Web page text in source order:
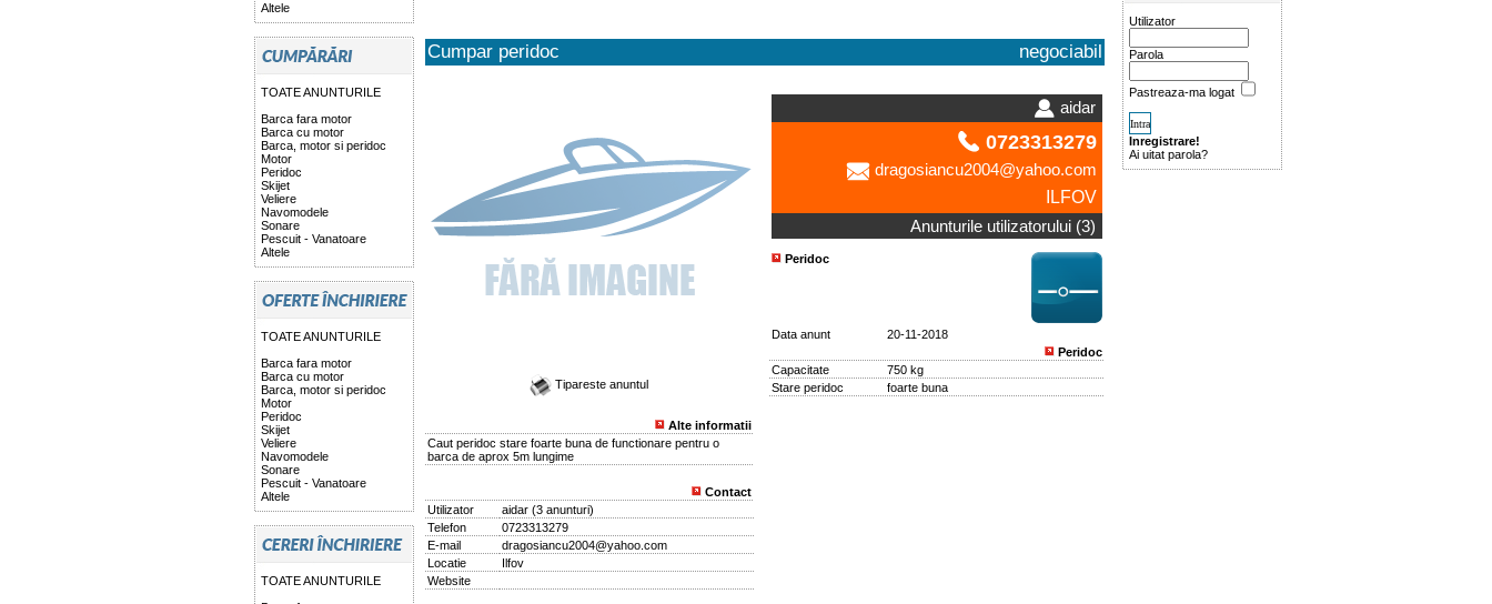
Altele
TOATE ANUNTURILE
Barca fara motor
Barca cu motor
Barca, motor si peridoc
Motor
Peridoc
Skijet
Veliere
Navomodele
Sonare
Pescuit - Vanatoare
Altele
TOATE ANUNTURILE
Barca fara motor
Barca cu motor
Barca, motor si peridoc
Motor
Peridoc
Skijet
Veliere
Navomodele
Sonare
Pescuit - Vanatoare
Altele
TOATE ANUNTURILE
Cumpar peridoc negociabil
Tipareste anuntul
Alte informatii
Caut peridoc stare foarte buna de functionare pentru o
barca de aprox 5m lungime
Contact
Utilizator
aidar(3 anunturi)
Telefon
0723313279
E-mail
dragosiancu2004@yahoo.com
Locatie
Ilfov
Website
aidar
0723313279
dragosiancu2004@yahoo.com
ILFOV
Anunturile utilizatorului (3)
Peridoc
Data anunt
20-11-2018
Peridoc
Capacitate
750 kg
Stare peridoc
foarte buna
Utilizator
Parola
Pastreaza-ma logat
Inregistrare!
Ai uitat parola?